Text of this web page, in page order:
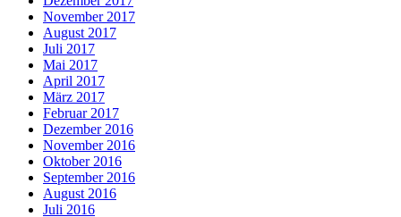
November 2017
August 2017
Juli 2017
Mai 2017
April 2017
März 2017
Februar 2017
Dezember 2016
November 2016
Oktober 2016
September 2016
August 2016
Juli 2016